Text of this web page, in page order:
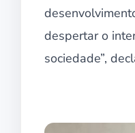
despertar o
sociedade”,